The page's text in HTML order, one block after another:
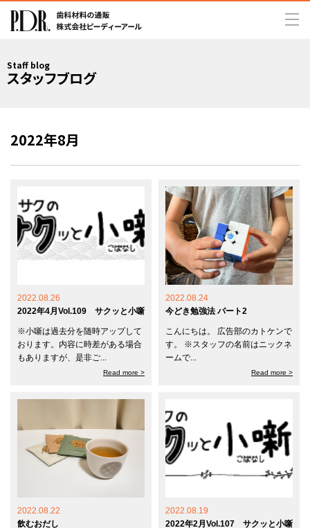
Staff blog
スタッフブログ
2022年8月
2022.08.26
2022年4月Vol.109 サクッと小噺
※小噺は過去分を随時アップして
おります。内容に時差がある場合
もありますが、是非ご...
Read more >
2022.08.24
今どき勉強法 パート2
こんにちは。 広告部のカトケンで
す。 ※スタッフの名前はニックネ
ームで...
Read more >
2022.08.22
飲むおだし
2022.08.19
2022年2月Vol.107 サクッと小噺